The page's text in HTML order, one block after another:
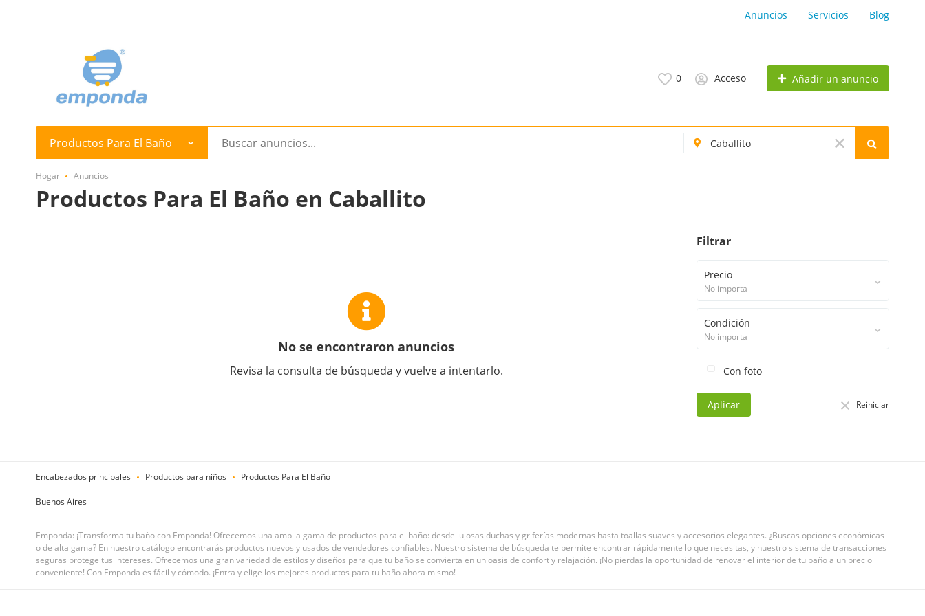
Anuncios Servicios Blog
0 Acceso Añadir un anuncio
Productos Para El Baño
Hogar Anuncios
Productos Para El Baño en Caballito
No se encontraron anuncios
Revisa la consulta de búsqueda y vuelve a intentarlo.
Filtrar
Precio
No importa
Condición
No importa
Con foto
Aplicar Reiniciar
Encabezados principales Productos para niños Productos Para El Baño
Buenos Aires
Emponda: ¡Transforma tu baño con Emponda! Ofrecemos una amplia gama de productos para el baño: desde lujosas duchas y griferías modernas hasta toallas suaves y accesorios elegantes. ¿Buscas opciones económicas
o de alta gama? En nuestro catálogo encontrarás productos nuevos y usados de vendedores confiables. Nuestro sistema de búsqueda te permite encontrar rápidamente lo que necesitas, y nuestro sistema de transacciones
seguras protege tus intereses. Ofrecemos una gran variedad de estilos y diseños para que tu baño se convierta en un oasis de confort y relajación. ¡No pierdas la oportunidad de renovar el interior de tu baño a un precio
conveniente! Con Emponda es fácil y cómodo. ¡Entra y elige los mejores productos para tu baño ahora mismo!